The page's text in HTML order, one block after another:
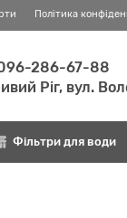
Політика
286-67-88
Ріг, вул.
Фільтри для води